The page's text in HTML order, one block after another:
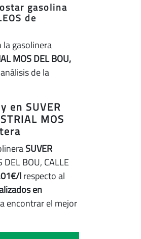
gasolina
de
la gasolinera
MOS DEL BOU,
de la
en SUVER
MOS
SUVER
DEL BOU, CALLE
lrespecto al
en
encontrar el mejor